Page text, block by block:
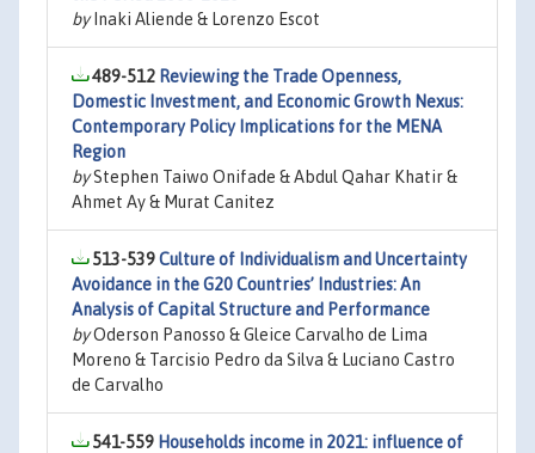
byInaki Aliende & Lorenzo Escot
489-512 Reviewing the Trade Openness,
Domestic Investment, and Economic Growth Nexus:
Contemporary Policy Implications for the MENA
Region
byStephen Taiwo Onifade & Abdul Qahar Khatir &
Ahmet Ay & Murat Canitez
513-539Culture of Individualism and Uncertainty
Avoidance in the G20 Countries’ Industries: An
Analysis of Capital Structure and Performance
byOderson Panosso & Gleice Carvalho de Lima
Moreno & Tarcisio Pedro da Silva & Luciano Castro
de Carvalho
541-559 Households income in 2021: influence of